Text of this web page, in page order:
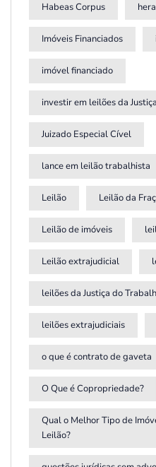
Habeas Corpus
Imóveis Financiados
imóvel financiado
investir em leilões da
Juizado Especial Cível
lance em leilão trabalhista
Leilão Leilão da
Leilão de imóveis
Leilão extrajudicial
leilões da Justiça do
leilões extrajudiciais
o que é contrato de gaveta
O Que é Copropriedade?
Qual o Melhor Tipo de
Leilão?